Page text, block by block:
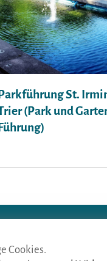
St.
(Park und
Cookies.